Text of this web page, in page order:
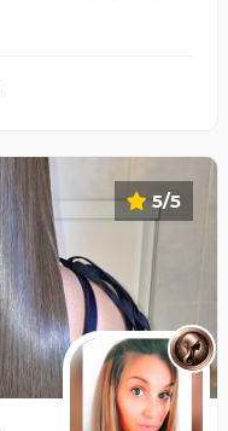
5/5